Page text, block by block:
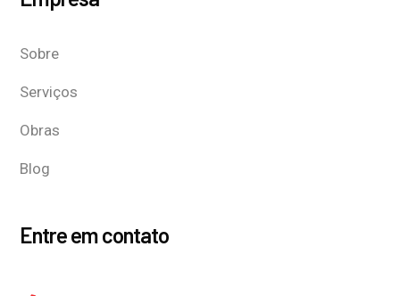
Sobre
Serviços
Obras
Blog
Entre em contato